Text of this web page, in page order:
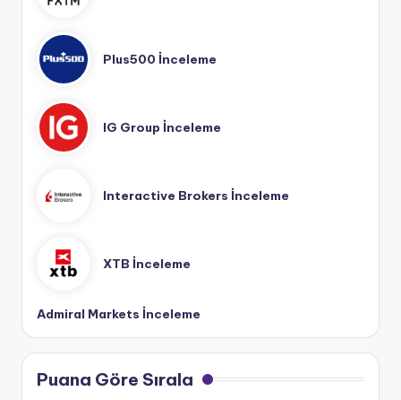
Plus500 İnceleme
IG Group İnceleme
Interactive Brokers İnceleme
XTB İnceleme
Admiral Markets İnceleme
Puana Göre Sırala